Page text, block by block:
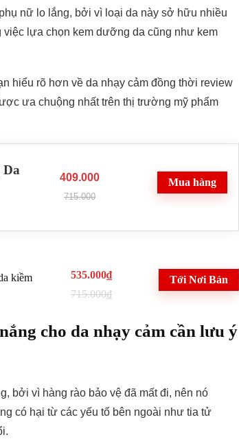
nữ lo lắng, bởi vì loại da này sở hữu nhiều
việc lựa chọn kem dưỡng da cũng như kem
hiểu rõ hơn về da nhạy cảm đồng thời review
ưa chuộng nhất trên thị trường mỹ phẩm
Da
409.000
715.000
Mua hàng
kiềm
535.000₫
715.000₫
Tới Nơi Bán
cho da nhạy cảm cần lưu ý
bởi vì hàng rào bảo vệ đã mất đi, nên nó
có hại từ các yếu tố bên ngoài như tia tử